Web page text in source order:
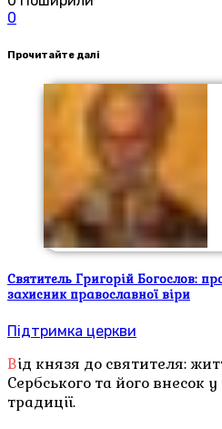
0
Прочитайте далі
Святитель Григорій Богослов:
захисник православної віри
Підтримка церкви
Від князя до святителя: життєвий шлях Сави
Сербського та його внесок
традиції.